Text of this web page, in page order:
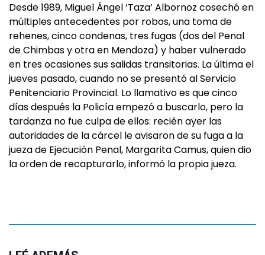
Desde 1989, Miguel Ángel ‘Taza’ Albornoz cosechó en
múltiples antecedentes por robos, una toma de
rehenes, cinco condenas, tres fugas (dos del Penal
de Chimbas y otra en Mendoza) y haber vulnerado
en tres ocasiones sus salidas transitorias. La última el
jueves pasado, cuando no se presentó al Servicio
Penitenciario Provincial. Lo llamativo es que cinco
días después la Policía empezó a buscarlo, pero la
tardanza no fue culpa de ellos: recién ayer las
autoridades de la cárcel le avisaron de su fuga a la
jueza de Ejecución Penal, Margarita Camus, quien dio
la orden de recapturarlo, informó la propia jueza.